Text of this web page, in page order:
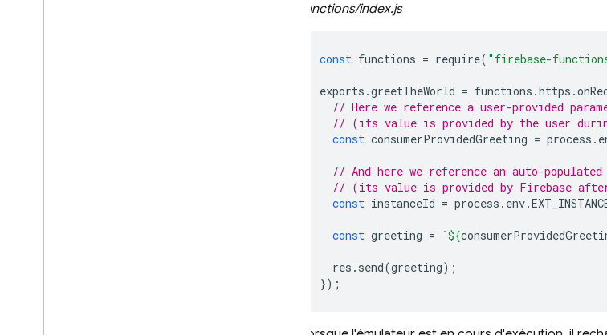
functions/index.js
const functions = require( "firebase-
exports .greetTheWorld = functions .https .
// Here we reference a user-provided
// (its value is provided by the user
const consumerProvidedGreeting = process .
// And here we reference an auto-populated
// (its value is provided by Firebase
const instanceId = process . env.
const greeting = `${
res . send(greeting);
});